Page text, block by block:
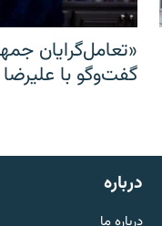
«تعامل‌گرایان
گفت‌وگو با
درباره
درباره ما